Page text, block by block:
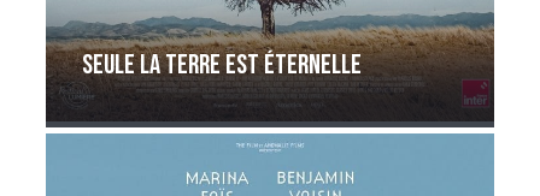
Seule la terre est éternelle